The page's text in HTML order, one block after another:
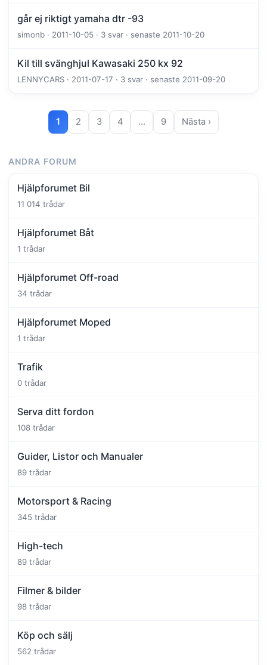
går ej riktigt yamaha dtr -93
simonb · 2011-10-05 · 3 svar · senaste 2011-10-20
Kil till svänghjul Kawasaki 250 kx 92
LENNYCARS · 2011-07-17 · 3 svar · senaste 2011-09-20
1 2 3 4 … 9 Nästa ›
ANDRA FORUM
Hjälpforumet Bil
11 014 trådar
Hjälpforumet Båt
1 trådar
Hjälpforumet Off-road
34 trådar
Hjälpforumet Moped
1 trådar
Trafik
0 trådar
Serva ditt fordon
108 trådar
Guider, Listor och Manualer
89 trådar
Motorsport & Racing
345 trådar
High-tech
89 trådar
Filmer & bilder
98 trådar
Köp och sälj
562 trådar